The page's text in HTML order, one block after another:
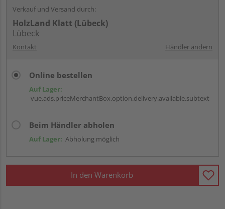
Verkauf und Versand durch:
HolzLand Klatt (Lübeck)
Lübeck
Kontakt Händler ändern
Online bestellen
Auf Lager:
vue.ads.priceMerchantBox.option.delivery.available.subtext
Beim Händler abholen
Auf Lager: Abholung möglich
In den Warenkorb